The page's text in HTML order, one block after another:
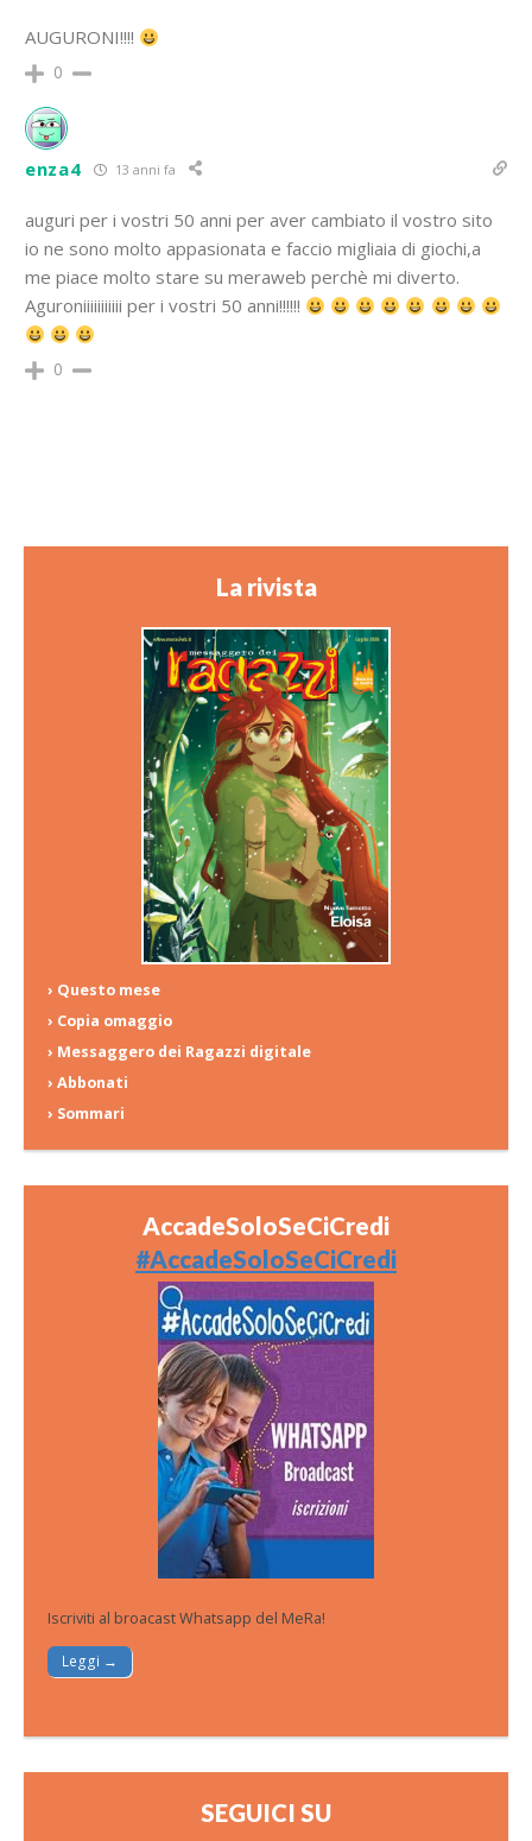
AUGURONI!!!!
0
enza4 13 anni fa
auguri per i vostri 50 anni per aver cambiato il vostro sito
io ne sono molto appasionata e faccio migliaia di giochi,a
me piace molto stare su meraweb perchè mi diverto.
Aguroniiiiiiiiiii per i vostri 50 anni!!!!!!
0
La rivista
› Questo mese
› Copia omaggio
› Messaggero dei Ragazzi digitale
› Abbonati
› Sommari
AccadeSoloSeCiCredi
#AccadeSoloSeCiCredi
Iscriviti al broacast Whatsapp del MeRa!
Leggi →
SEGUICI SU